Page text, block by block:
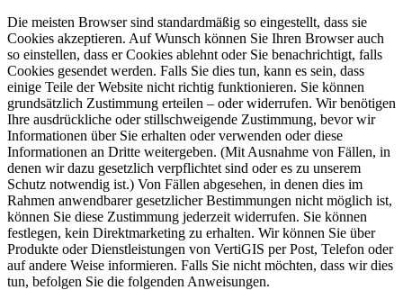
Die meisten Browser sind standardmäßig so eingestellt, dass sie
Cookies akzeptieren. Auf Wunsch können Sie Ihren Browser auch
so einstellen, dass er Cookies ablehnt oder Sie benachrichtigt, falls
Cookies gesendet werden. Falls Sie dies tun, kann es sein, dass
einige Teile der Website nicht richtig funktionieren. Sie können
grundsätzlich Zustimmung erteilen – oder widerrufen. Wir benötigen
Ihre ausdrückliche oder stillschweigende Zustimmung, bevor wir
Informationen über Sie erhalten oder verwenden oder diese
Informationen an Dritte weitergeben. (Mit Ausnahme von Fällen, in
denen wir dazu gesetzlich verpflichtet sind oder es zu unserem
Schutz notwendig ist.) Von Fällen abgesehen, in denen dies im
Rahmen anwendbarer gesetzlicher Bestimmungen nicht möglich ist,
können Sie diese Zustimmung jederzeit widerrufen. Sie können
festlegen, kein Direktmarketing zu erhalten. Wir können Sie über
Produkte oder Dienstleistungen von VertiGIS per Post, Telefon oder
auf andere Weise informieren. Falls Sie nicht möchten, dass wir dies
tun, befolgen Sie die folgenden Anweisungen.